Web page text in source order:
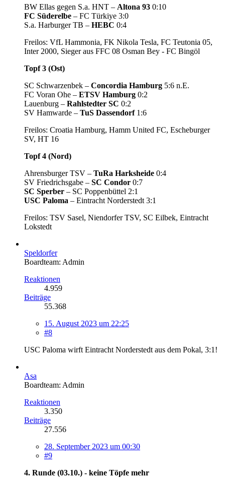
BW Ellas gegen S.a. HNT – Altona 93 0:10
FC Süderelbe – FC Türkiye 3:0
S.a. Harburger TB – HEBC 0:4
Freilos: VfL Hammonia, FK Nikola Tesla, FC Teutonia 05,
Inter 2000, Sieger aus FFC 08 Osman Bey - FC Bingöl
Topf 3 (Ost)
SC Schwarzenbek – Concordia Hamburg 5:6 n.E.
FC Voran Ohe – ETSV Hamburg 0:2
Lauenburg – Rahlstedter SC 0:2
SV Hamwarde – TuS Dassendorf1:6
Freilos: Croatia Hamburg, Hamm United FC, Escheburger
SV, HT 16
Topf 4 (Nord)
Ahrensburger TSV – TuRa Harksheide 0:4
SV Friedrichsgabe – SC Condor 0:7
SC Sperber – SC Poppenbüttel 2:1
USC Paloma – Eintracht Norderstedt 3:1
Freilos: TSV Sasel, Niendorfer TSV, SC Eilbek, Eintracht
Lokstedt
Speldorfer
Boardteam: Admin
Reaktionen
4.959
Beiträge
55.368
15. August 2023 um 22:25
#8
USC Paloma wirft Eintracht Norderstedt aus dem Pokal, 3:1!
Asa
Boardteam: Admin
Reaktionen
3.350
Beiträge
27.556
28. September 2023 um 00:30
#9
4. Runde (03.10.) - keine Töpfe mehr